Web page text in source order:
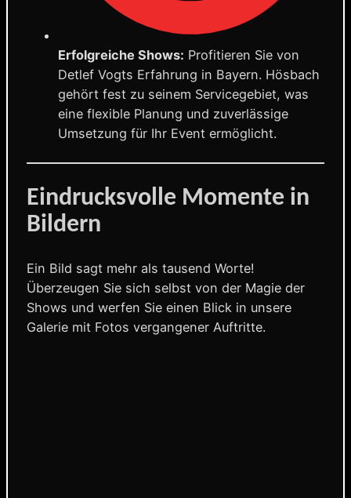
Erfolgreiche Shows: Profitieren Sie von
Detlef Vogts Erfahrung in Bayern. Hösbach
gehört fest zu seinem Servicegebiet, was
eine flexible Planung und zuverlässige
Umsetzung für Ihr Event ermöglicht.
Eindrucksvolle Momente in
Bildern
Ein Bild sagt mehr als tausend Worte!
Überzeugen Sie sich selbst von der Magie der
Shows und werfen Sie einen Blick in unsere
Galerie mit Fotos vergangener Auftritte.